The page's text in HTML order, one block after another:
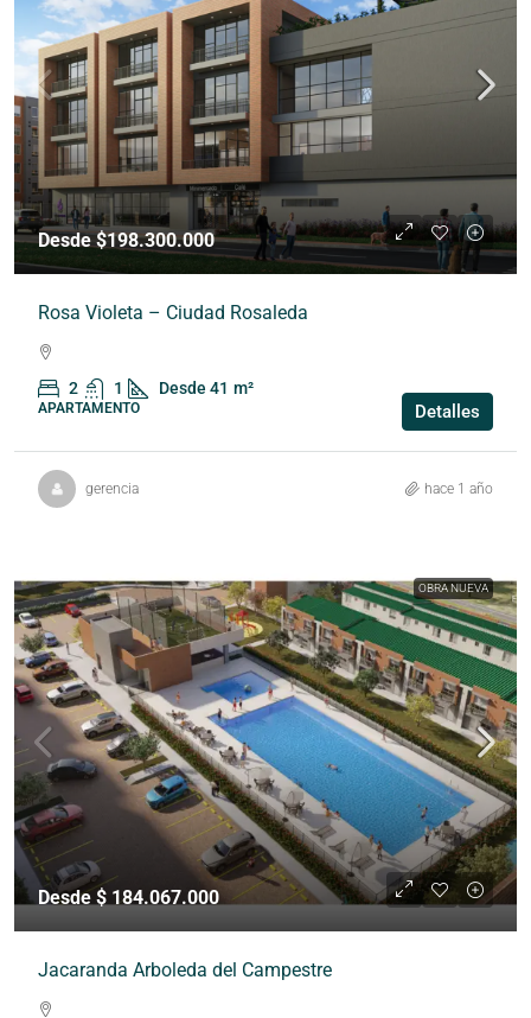
Desde $198.300.000
Rosa Violeta – Ciudad Rosaleda
2 1 Desde 41 m²
APARTAMENTO Detalles
gerencia hace 1 año
OBRA NUEVA
Desde $ 184.067.000
Jacaranda Arboleda del Campestre